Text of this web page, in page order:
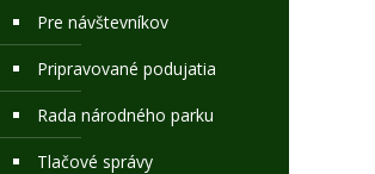
Pre návštevníkov
Pripravované podujatia
Rada národného parku
Tlačové správy